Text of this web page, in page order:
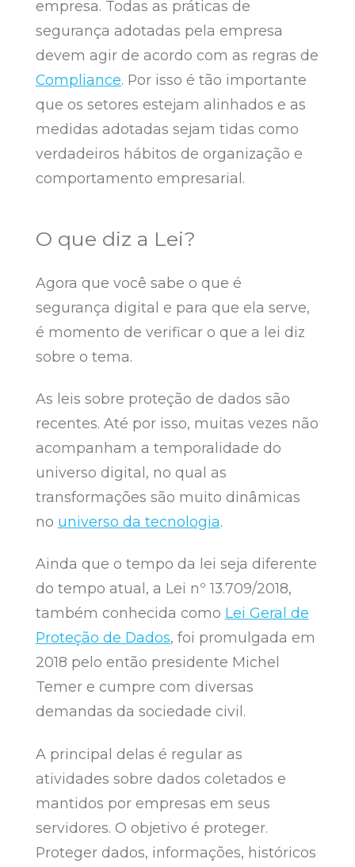
empresa. Todas as práticas de
segurança adotadas pela empresa
devem agir de acordo com as regras de
Compliance. Por isso é tão importante
que os setores estejam alinhados e as
medidas adotadas sejam tidas como
verdadeiros hábitos de organização e
comportamento empresarial.
O que diz a Lei?
Agora que você sabe o que é
segurança digital e para que ela serve,
é momento de verificar o que a lei diz
sobre o tema.
As leis sobre proteção de dados são
recentes. Até por isso, muitas vezes não
acompanham a temporalidade do
universo digital, no qual as
transformações são muito dinâmicas
no universo da tecnologia.
Ainda que o tempo da lei seja diferente
do tempo atual, a Lei nº 13.709/2018,
também conhecida como Lei Geral de
Proteção de Dados, foi promulgada em
2018 pelo então presidente Michel
Temer e cumpre com diversas
demandas da sociedade civil.
A principal delas é regular as
atividades sobre dados coletados e
mantidos por empresas em seus
servidores. O objetivo é proteger.
Proteger dados, informações, históricos